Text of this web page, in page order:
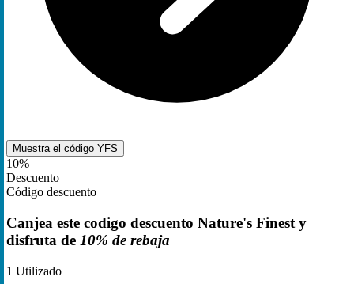
Muestra el código YFS
10%
Descuento
Código descuento
Canjea este codigo descuento Nature's Finest y
disfruta de 10% de rebaja
1 Utilizado